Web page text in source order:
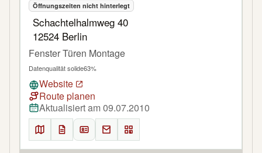
Öffnungszeiten nicht hinterlegt
Schachtelhalmweg 40
12524 Berlin
Fenster Türen Montage
Datenqualität solide63%
Website
Route planen
Aktualisiert am 09.07.2010